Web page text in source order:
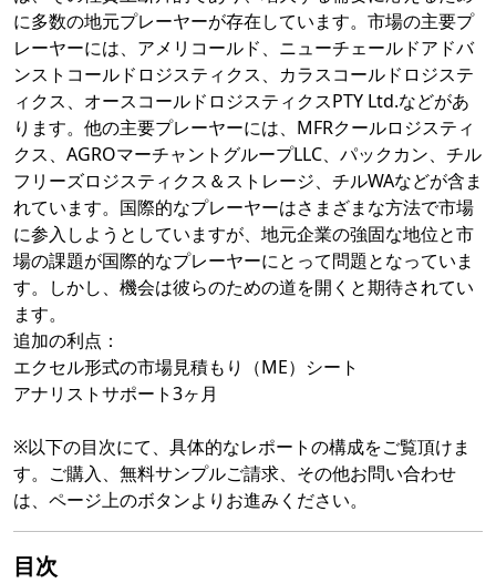
に多数の地元プレーヤーが存在しています。市場の主要プ
レーヤーには、アメリコールド、ニューチェールドアドバ
ンストコールドロジスティクス、カラスコールドロジステ
ィクス、オースコールドロジスティクスPTY Ltd.などがあ
ります。他の主要プレーヤーには、MFRクールロジスティ
クス、AGROマーチャントグループLLC、パックカン、チル
フリーズロジスティクス＆ストレージ、チルWAなどが含ま
れています。国際的なプレーヤーはさまざまな方法で市場
に参入しようとしていますが、地元企業の強固な地位と市
場の課題が国際的なプレーヤーにとって問題となっていま
す。しかし、機会は彼らのための道を開くと期待されてい
ます。
追加の利点：
エクセル形式の市場見積もり（ME）シート
アナリストサポート3ヶ月
※以下の目次にて、具体的なレポートの構成をご覧頂けま
す。ご購入、無料サンプルご請求、その他お問い合わせ
は、ページ上のボタンよりお進みください。
目次